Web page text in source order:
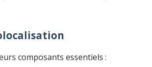
composants essentiels :